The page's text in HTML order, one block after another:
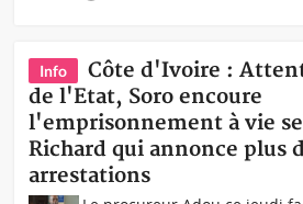
Info
Côte d'Ivoire :
de l'Etat, Soro encoure
l'emprisonnement à vie
Richard qui annonce plus
arrestations